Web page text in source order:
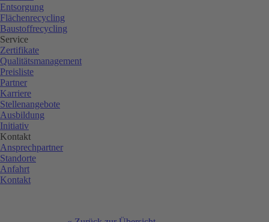
Entsorgung
Flächenrecycling
Baustoffrecycling
Service
Zertifikate
Qualitätsmanagement
Preisliste
Partner
Karriere
Stellenangebote
Ausbildung
Initiativ
Kontakt
Ansprechpartner
Standorte
Anfahrt
Kontakt